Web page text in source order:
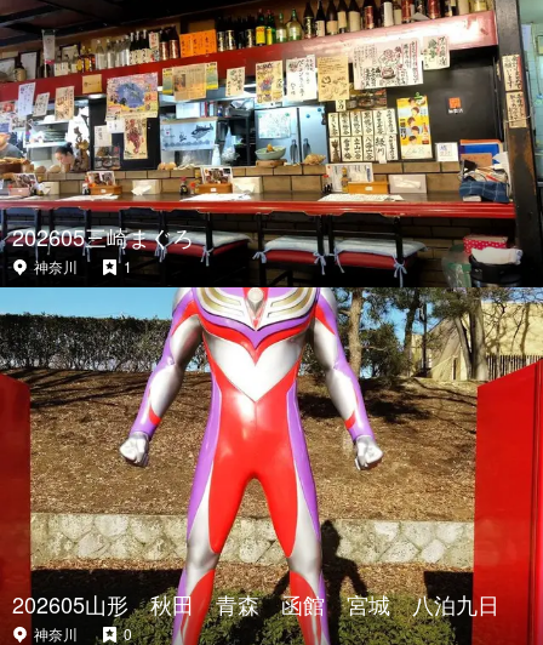
202605三崎まぐろ
神奈川 1
202605山形 秋田 青森 函館 宮城 八泊九日
神奈川 0